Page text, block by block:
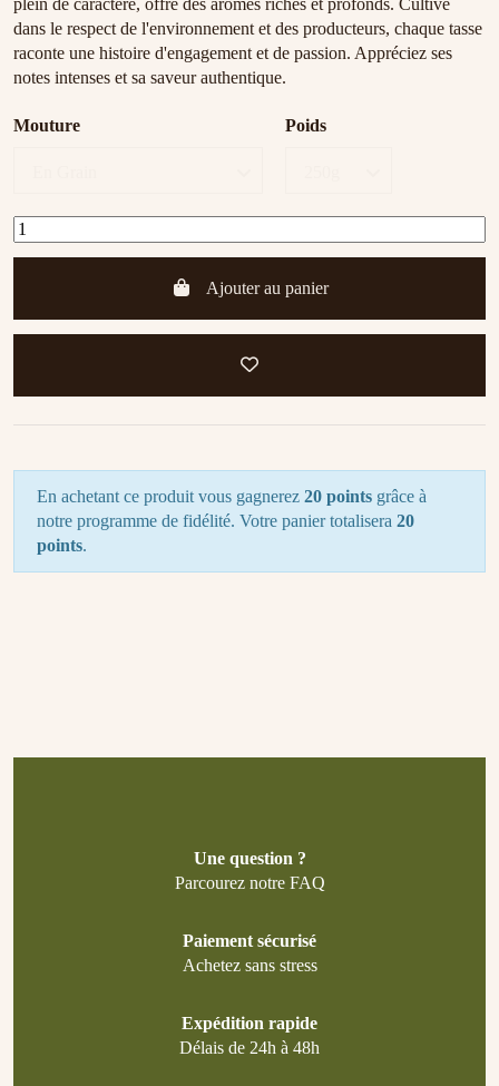
plein de caractère, offre des arômes riches et profonds. Cultivé
dans le respect de l'environnement et des producteurs, chaque tasse
raconte une histoire d'engagement et de passion. Appréciez ses
notes intenses et sa saveur authentique.
Mouture Poids
Ajouter au panier
En achetant ce produit vous gagnerez 20 points grâce à
notre programme de fidélité. Votre panier totalisera 20
points.
Une question ?
Parcourez notre FAQ
Paiement sécurisé
Achetez sans stress
Expédition rapide
Délais de 24h à 48h